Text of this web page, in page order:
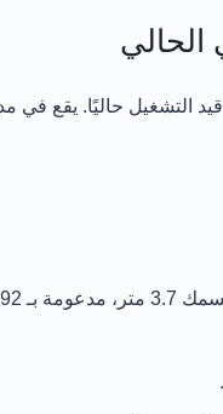
الحالي
حاليًا. يقع في
192